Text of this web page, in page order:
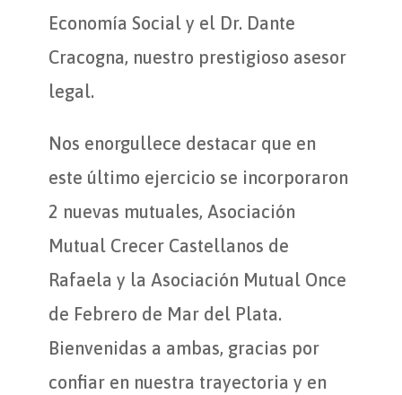
Economía Social y el Dr. Dante
Cracogna, nuestro prestigioso asesor
legal.
Nos enorgullece destacar que en
este último ejercicio se incorporaron
2 nuevas mutuales, Asociación
Mutual Crecer Castellanos de
Rafaela y la Asociación Mutual Once
de Febrero de Mar del Plata.
Bienvenidas a ambas, gracias por
confiar en nuestra trayectoria y en